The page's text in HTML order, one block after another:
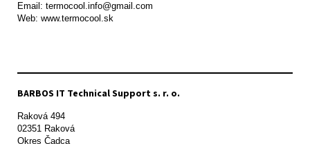
Email: termocool.info@gmail.com
Web: www.termocool.sk
BARBOS IT Technical Support s. r. o.
Raková 494
02351 Raková
Okres Čadca